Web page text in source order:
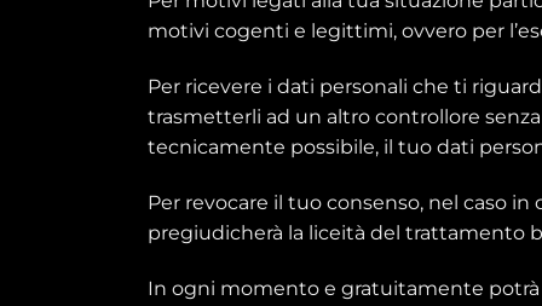
motivi cogenti e legittimi, ovvero per
Per ricevere i dati personali che ti
trasmetterli ad un altro controllore
tecnicamente possibile, il tuo dati
Per revocare il tuo consenso, nel caso
pregiudicherà la liceità del trattamento
In ogni momento e gratuitamente potrà